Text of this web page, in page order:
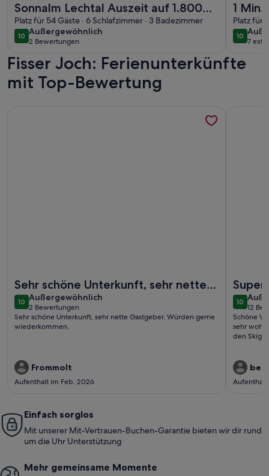
Sonnalm Lechtal Auszeit auf 1.800m
umringt von der Schönheit der
Lechtaler Alpen
Platz für 54 Gäste · 6 Schlafzimmer · 3 Badezimmer
1010 von 10
Außergewöhnlich
außergewöhnlich
2 Bewertungen
(2
bewertungen)
1
mit
Platz für
1010 von
7
Fisser Joch: Ferienunterkünfte
mit Top-Bewertung
Sehr schöne Unterkunft, sehr nette
Gastgeber. Würden gerne
wiederkommen.
1010 von 10
Außergewöhnlich
außergewöhnlich
2 Bewertungen
(2
bewertungen)
Sehr schöne Unterkunft, sehr nette Gastgeber. Würden gerne
wiederkommen.
Frommolt
Aufenthalt im Feb. 2026
Super
1010 von
12
(12
Schöne
sehr wohl
den
Einfach sorglos
Mit unserer Mit-Vertrauen-Buchen-Garantie bieten wir dir rund
um die Uhr Unterstützung
Mehr gemeinsame Momente